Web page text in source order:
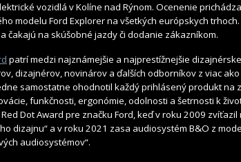
vozidlá v Kolíne nad Rýnom. Ocenenie
modelu Ford Explorer na všetkých európskych
čakajú na skúšobné jazdy či dodanie zákazníkom.
patrí medzi najznámejšie a najprestížnejšie
dizajnérov, novinárov a ďalších odborníkov z viac
samostatne ohodnotil každý prihlásený produkt na
funkčnosti, ergonómie, odolnosti a šetrnosti k
Dot Award pre značku Ford, keď v roku 2009 zvíťazil
dizajnu“ a v roku 2021 zasa audiosystém B&O z
audiosystémov“.